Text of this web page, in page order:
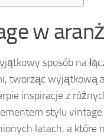
w
sposób na
tworząc wyjątkową
inspiracje z
stylu
latach, a które